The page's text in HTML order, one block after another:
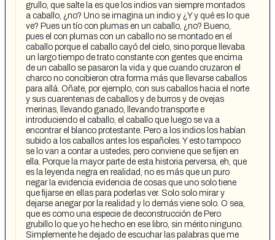
grullo, que salte la es que los indios van siempre montados
a caballo, ¿no? Uno se imagina un indio y ¿Y y qué es lo que
ve? Pues un tío con plumas en un caballo, ¿no? Bueno,
pues el con plumas con un caballo no se montado en el
caballo porque el caballo cayó del cielo, sino porque llevaba
un largo tiempo de trato constante con gentes que encima
de un caballo se pasaron la vida y que cuando cruzaron el
charco no concibieron otra forma más que llevarse caballos
para allá. Oñate, por ejemplo, con sus caballos hacia el norte
y sus cuarentenas de caballos y de burros y de ovejas
merinas, llevando ganado, llevando transporte e
introduciendo el caballo, el caballo que luego se va a
encontrar el blanco protestante. Pero a los indios los habían
subido a los caballos antes los españoles. Y esto tampoco
se lo van a contar a ustedes, pero conviene que se fijen en
ella. Porque la mayor parte de esta historia perversa, eh, que
es la leyenda negra en realidad, no es más que un puro
negar la evidencia evidencia de cosas que uno solo tiene
que fijarse en ellas para poderlas ver. Solo solo mirar y
dejarse anegar por la realidad y lo demás viene solo. O sea,
que es como una especie de deconstrucción de Pero
grubillo lo que yo he hecho en ese libro, sin mérito ninguno.
Simplemente he dejado de escuchar las palabras que me